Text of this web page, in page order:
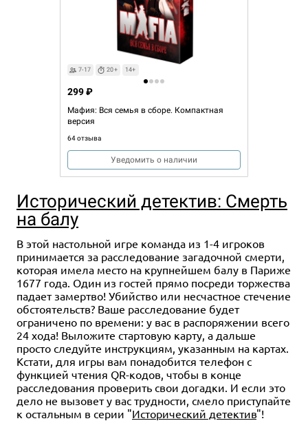
7-17 20+ 14+
Мафия: Вся семья в сборе. Компактная
версия
64 отзыва
299 ₽
Уведомить о наличии
Исторический детектив: Смерть
на балу
В этой настольной игре команда из 1-4 игроков
принимается за расследование загадочной смерти,
которая имела место на крупнейшем балу в Париже
1677 года. Один из гостей прямо посреди торжества
падает замертво! Убийство или несчастное стечение
обстоятельств? Ваше расследование будет
ограничено по времени: у вас в распоряжении всего
24 хода! Выложите стартовую карту, а дальше
просто следуйте инструкциям, указанным на картах.
Кстати, для игры вам понадобится телефон с
функцией чтения QR-кодов, чтобы в конце
расследования проверить свои догадки. И если это
дело не вызовет у вас трудности, смело приступайте
к остальным в серии "Исторический детектив"!